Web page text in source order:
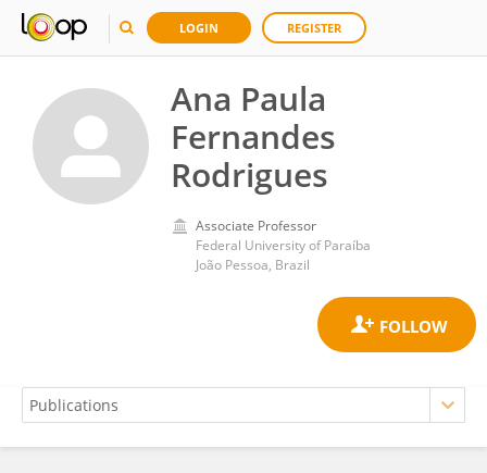
LOGIN REGISTER
Ana Paula
Fernandes
Rodrigues
Associate Professor
Federal University of Paraíba
João Pessoa, Brazil